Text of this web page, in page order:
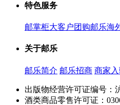
特色服务
邮掌柜大客户团购邮乐海
关于邮乐
邮乐简介 邮乐招商 商家
出版物经营许可证编号：
酒类商品零售许可证：